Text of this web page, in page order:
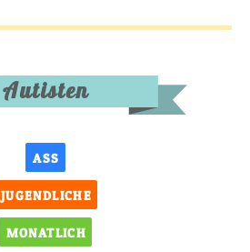
Autisten
ASS
JUGENDLICHE
MONATLICH